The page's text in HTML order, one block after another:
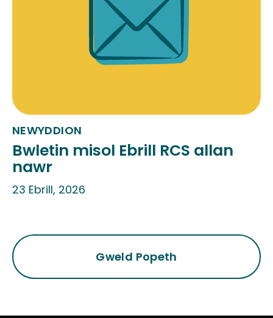
NEWYDDION
Bwletin misol Ebrill RCS allan
nawr
23 Ebrill, 2026
Gweld Popeth